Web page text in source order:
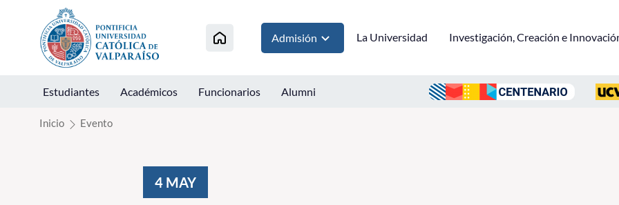
Click acá para ir directamente al contenido
Admisión La Universidad Investigación, Creación e
Estudiantes Académicos Funcionarios Alumni
Inicio Evento
4 MAY